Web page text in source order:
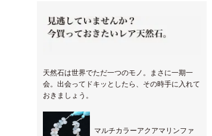
天然石は世界でただ一つのモノ。まさに一期一
会。出会ってドキッとしたら、その時手に入れて
おきましょう。
マルチカラーアクアマリンファ